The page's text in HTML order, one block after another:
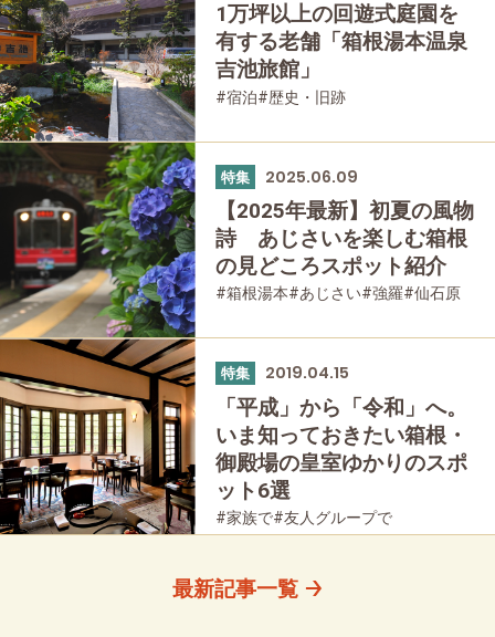
1万坪以上の回遊式庭園を
有する老舗「箱根湯本温泉
吉池旅館」
#宿泊#歴史・旧跡
特集 2025.06.09
【2025年最新】初夏の風物
詩 あじさいを楽しむ箱根
の見どころスポット紹介
#箱根湯本#あじさい#強羅#仙石原
特集 2019.04.15
「平成」から「令和」へ。
いま知っておきたい箱根・
御殿場の皇室ゆかりのスポ
ット6選
#家族で#友人グループで
最新記事一覧